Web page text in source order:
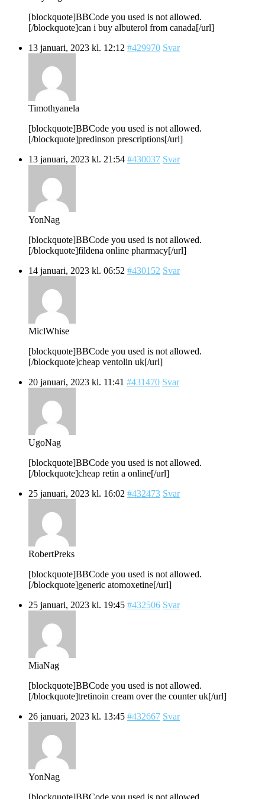
[blockquote]BBCode you used is not allowed.
[/blockquote]can i buy albuterol from canada[/url]
13 januari, 2023 kl. 12:12 #429970 Svar
Timothyanela
[blockquote]BBCode you used is not allowed.
[/blockquote]predinson prescriptions[/url]
13 januari, 2023 kl. 21:54 #430037 Svar
YonNag
[blockquote]BBCode you used is not allowed.
[/blockquote]fildena online pharmacy[/url]
14 januari, 2023 kl. 06:52 #430152 Svar
MiclWhise
[blockquote]BBCode you used is not allowed.
[/blockquote]cheap ventolin uk[/url]
20 januari, 2023 kl. 11:41 #431470 Svar
UgoNag
[blockquote]BBCode you used is not allowed.
[/blockquote]cheap retin a online[/url]
25 januari, 2023 kl. 16:02 #432473 Svar
RobertPreks
[blockquote]BBCode you used is not allowed.
[/blockquote]generic atomoxetine[/url]
25 januari, 2023 kl. 19:45 #432506 Svar
MiaNag
[blockquote]BBCode you used is not allowed.
[/blockquote]tretinoin cream over the counter uk[/url]
26 januari, 2023 kl. 13:45 #432667 Svar
YonNag
[blockquote]BBCode you used is not allowed.